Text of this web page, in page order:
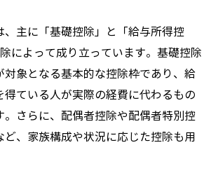
、主に「基礎控除」と「給与所得控
によって成り立っています。基礎控除
対象となる基本的な控除枠であり、給
得ている人が実際の経費に代わるもの
。さらに、配偶者控除や配偶者特別控
ど、家族構成や状況に応じた控除も用